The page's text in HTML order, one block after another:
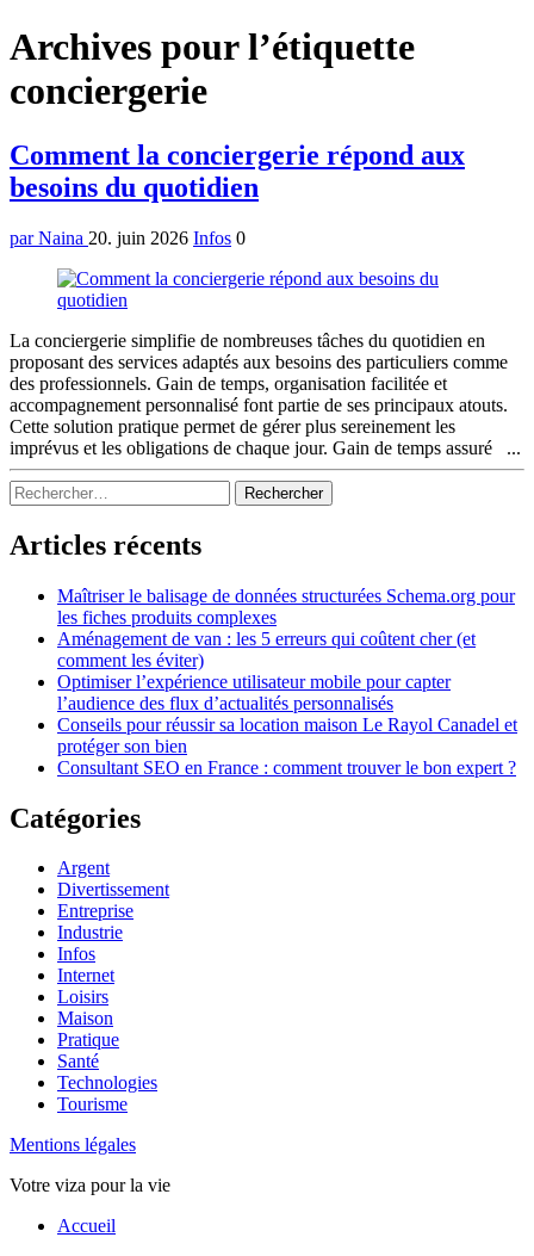
Archives pour l’étiquette
conciergerie
Comment la conciergerie répond aux
besoins du quotidien
par Naina 20. juin 2026 Infos 0
La conciergerie simplifie de nombreuses tâches du quotidien en
proposant des services adaptés aux besoins des particuliers comme
des professionnels. Gain de temps, organisation facilitée et
accompagnement personnalisé font partie de ses principaux atouts.
Cette solution pratique permet de gérer plus sereinement les
imprévus et les obligations de chaque jour. Gain de temps assuré ...
Sidebar
Rechercher :
Articles récents
Maîtriser le balisage de données structurées Schema.org pour
les fiches produits complexes
Aménagement de van : les 5 erreurs qui coûtent cher (et
comment les éviter)
Optimiser l’expérience utilisateur mobile pour capter
l’audience des flux d’actualités personnalisés
Conseils pour réussir sa location maison Le Rayol Canadel et
protéger son bien
Consultant SEO en France : comment trouver le bon expert ?
Catégories
Argent
Divertissement
Entreprise
Industrie
Infos
Internet
Loisirs
Maison
Pratique
Santé
Technologies
Tourisme
Mentions légales
Votre viza pour la vie
Haut
Accueil